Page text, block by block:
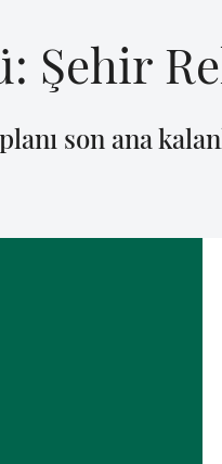
Şehir
son ana